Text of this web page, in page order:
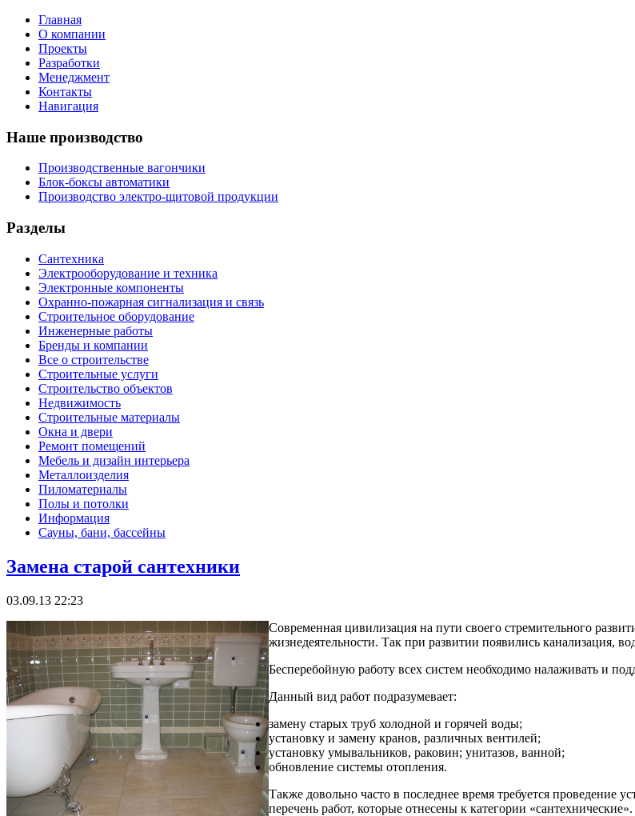
Главная
О компании
Проекты
Разработки
Менеджмент
Контакты
Навигация
Наше производство
Производственные вагончики
Блок-боксы автоматики
Производство электро-щитовой продукции
Разделы
Сантехника
Электрооборудование и техника
Электронные компоненты
Охранно-пожарная сигнализация и связь
Строительное оборудование
Инженерные работы
Бренды и компании
Все о строительстве
Строительные услуги
Строительство объектов
Недвижимость
Строительные материалы
Окна и двери
Ремонт помещений
Мебель и дизайн интерьера
Металлоизделия
Пиломатериалы
Полы и потолки
Информация
Сауны, бани, бассейны
Замена старой сантехники
03.09.13 22:23
Современная цивилизация на пути своего стремительного
жизнедеятельности. Так при развитии появились канализация,
Бесперебойную работу всех систем необходимо налаживать и
Данный вид работ подразумевает:
замену старых труб холодной и горячей воды;
установку и замену кранов, различных вентилей;
установку умывальников, раковин; унитазов, ванной;
обновление системы отопления.
Также довольно часто в последнее время требуется
перечень работ, которые отнесены к категории «сантехнические».